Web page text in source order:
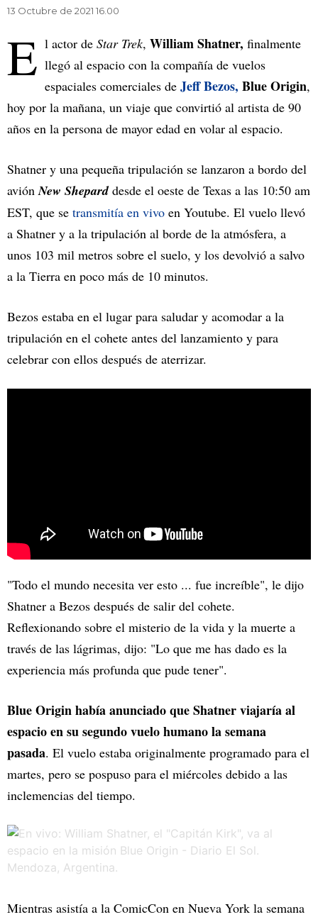
13 Octubre de 2021 16.00
E l actor de Star Trek, William Shatner, finalmente
llegó al espacio con la compañía de vuelos
espaciales comerciales de Jeff Bezos, Blue Origin,
hoy por la mañana, un viaje que convirtió al artista de 90
años en la persona de mayor edad en volar al espacio.
Shatner y una pequeña tripulación se lanzaron a bordo del
aviónNew Shepard desde el oeste de Texas a las 10:50 am
EST, que se transmitía en vivo en Youtube. El vuelo llevó
a Shatner y a la tripulación al borde de la atmósfera, a
unos 103 mil metros sobre el suelo, y los devolvió a salvo
a la Tierra en poco más de 10 minutos.
Bezos estaba en el lugar para saludar y acomodar a la
tripulación en el cohete antes del lanzamiento y para
celebrar con ellos después de aterrizar.
"Todo el mundo necesita ver esto ... fue increíble", le dijo
Shatner a Bezos después de salir del cohete.
Reflexionando sobre el misterio de la vida y la muerte a
través de las lágrimas, dijo: "Lo que me has dado es la
experiencia más profunda que pude tener".
Blue Origin había anunciado que Shatner viajaría al
espacio en su segundo vuelo humano la semana
pasada. El vuelo estaba originalmente programado para el
martes, pero se pospuso para el miércoles debido a las
inclemencias del tiempo.
Mientras asistía a la ComicCon en Nueva York la semana